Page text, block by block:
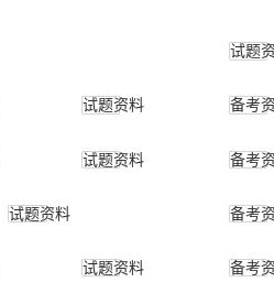
试题
试题资料 备考
试题资料
备考
试题资料
备考
试题资料 备考